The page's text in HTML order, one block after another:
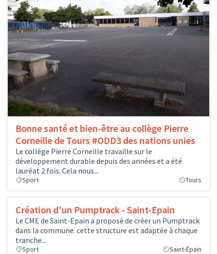
Bonne santé et bien-être au collège Pierre
Corneille de Tours #ODD3 des nations unies
Le collège Pierre Corneille travaille sur le
développement durable depuis des années et a été
lauréat 2 fois. Cela nous...
Sport Tours
Création d'un Pumptrack - Saint-Epain
Le CME de Saint-Epain a proposé de créer un Pumptrack
dans la commune. cette structure est adaptée à chaque
tranche...
Sport Saint-Épain